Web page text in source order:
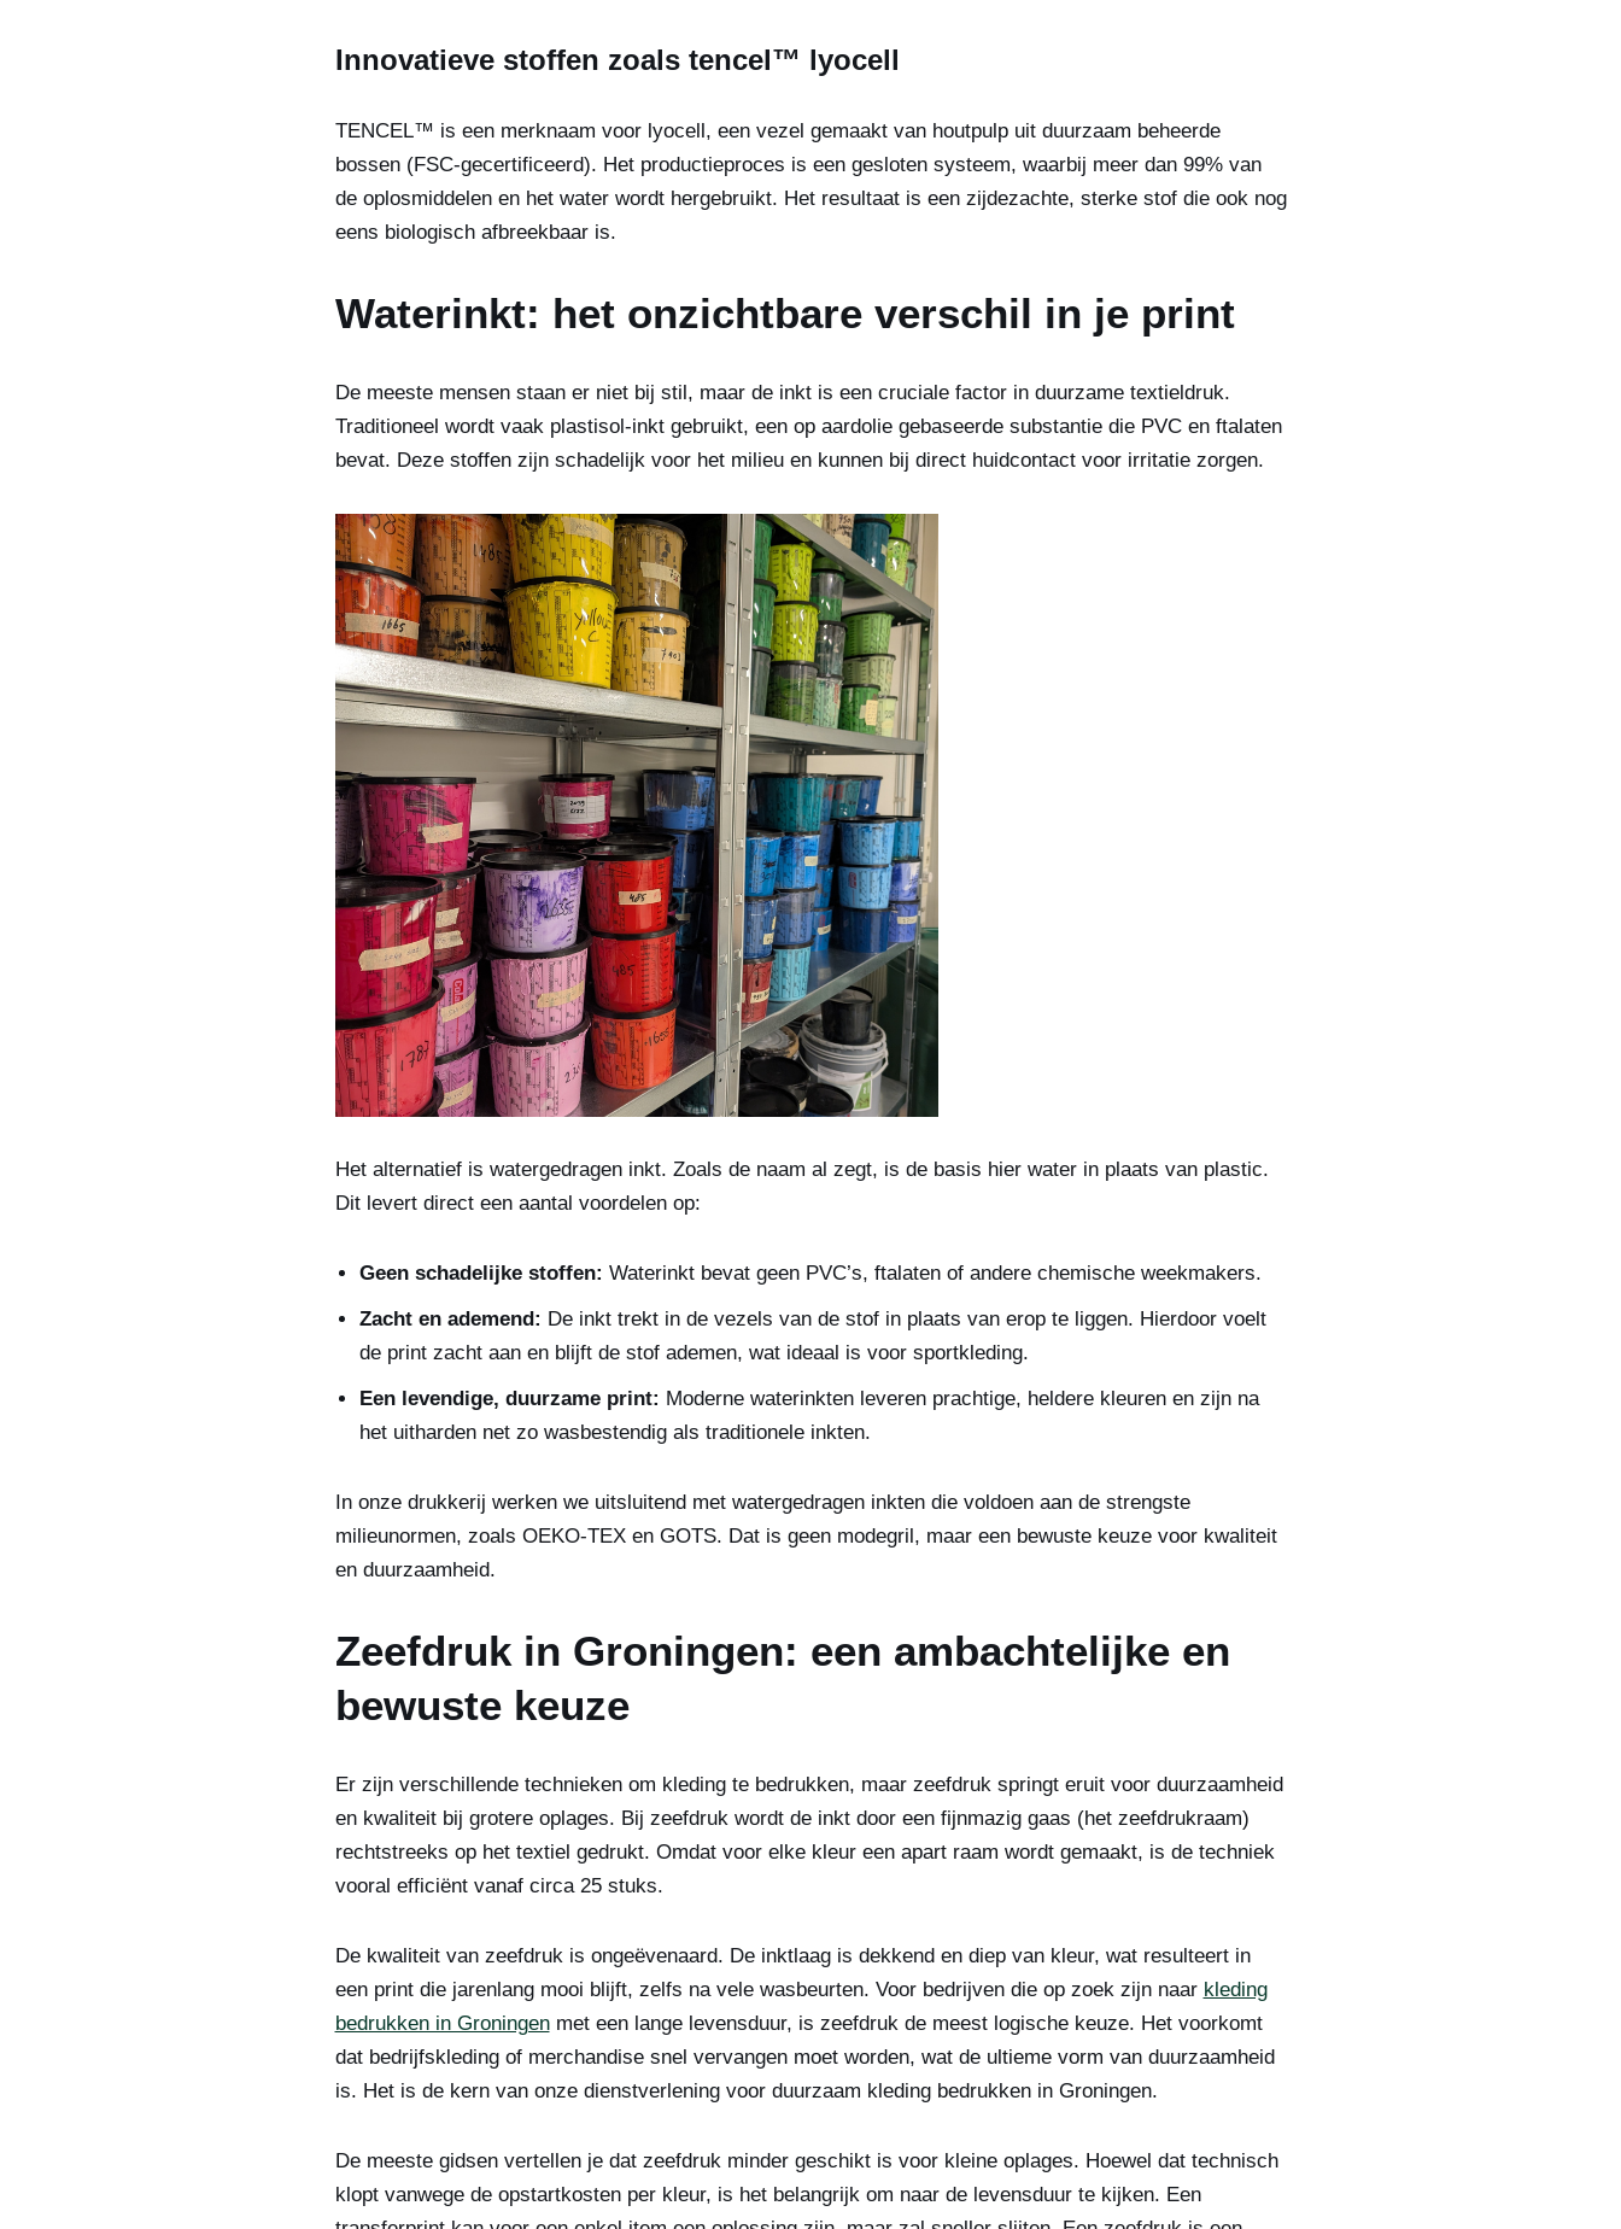
Innovatieve stoffen zoals tencel™ lyocell
TENCEL™ is een merknaam voor lyocell, een vezel gemaakt van houtpulp uit duurzaam beheerde
bossen (FSC-gecertificeerd). Het productieproces is een gesloten systeem, waarbij meer dan 99% van
de oplosmiddelen en het water wordt hergebruikt. Het resultaat is een zijdezachte, sterke stof die ook nog
eens biologisch afbreekbaar is.
Waterinkt: het onzichtbare verschil in je print
De meeste mensen staan er niet bij stil, maar de inkt is een cruciale factor in duurzame textieldruk.
Traditioneel wordt vaak plastisol-inkt gebruikt, een op aardolie gebaseerde substantie die PVC en ftalaten
bevat. Deze stoffen zijn schadelijk voor het milieu en kunnen bij direct huidcontact voor irritatie zorgen.
Het alternatief is watergedragen inkt. Zoals de naam al zegt, is de basis hier water in plaats van plastic.
Dit levert direct een aantal voordelen op:
Geen schadelijke stoffen: Waterinkt bevat geen PVC’s, ftalaten of andere chemische weekmakers.
Zacht en ademend: De inkt trekt in de vezels van de stof in plaats van erop te liggen. Hierdoor voelt
de print zacht aan en blijft de stof ademen, wat ideaal is voor sportkleding.
Een levendige, duurzame print: Moderne waterinkten leveren prachtige, heldere kleuren en zijn na
het uitharden net zo wasbestendig als traditionele inkten.
In onze drukkerij werken we uitsluitend met watergedragen inkten die voldoen aan de strengste
milieunormen, zoals OEKO-TEX en GOTS. Dat is geen modegril, maar een bewuste keuze voor kwaliteit
en duurzaamheid.
Zeefdruk in Groningen: een ambachtelijke en
bewuste keuze
Er zijn verschillende technieken om kleding te bedrukken, maar zeefdruk springt eruit voor duurzaamheid
en kwaliteit bij grotere oplages. Bij zeefdruk wordt de inkt door een fijnmazig gaas (het zeefdrukraam)
rechtstreeks op het textiel gedrukt. Omdat voor elke kleur een apart raam wordt gemaakt, is de techniek
vooral efficiënt vanaf circa 25 stuks.
De kwaliteit van zeefdruk is ongeëvenaard. De inktlaag is dekkend en diep van kleur, wat resulteert in
een print die jarenlang mooi blijft, zelfs na vele wasbeurten. Voor bedrijven die op zoek zijn naar kleding
bedrukken in Groningenmet een lange levensduur, is zeefdruk de meest logische keuze. Het voorkomt
dat bedrijfskleding of merchandise snel vervangen moet worden, wat de ultieme vorm van duurzaamheid
is. Het is de kern van onze dienstverlening voor duurzaam kleding bedrukken in Groningen.
De meeste gidsen vertellen je dat zeefdruk minder geschikt is voor kleine oplages. Hoewel dat technisch
klopt vanwege de opstartkosten per kleur, is het belangrijk om naar de levensduur te kijken. Een